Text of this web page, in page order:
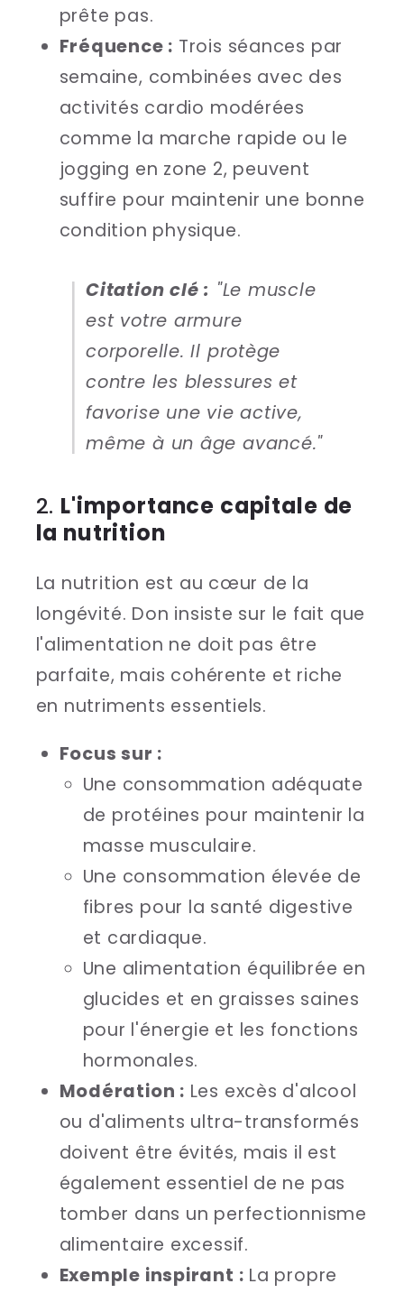
prête pas.
Fréquence : Trois séances par
semaine, combinées avec des
activités cardio modérées
comme la marche rapide ou le
jogging en zone 2, peuvent
suffire pour maintenir une bonne
condition physique.
Citation clé : "Le muscle
est votre armure
corporelle. Il protège
contre les blessures et
favorise une vie active,
même à un âge avancé."
2. L'importance capitale de
la nutrition
La nutrition est au cœur de la
longévité. Don insiste sur le fait que
l'alimentation ne doit pas être
parfaite, mais cohérente et riche
en nutriments essentiels.
Focus sur :
Une consommation adéquate
de protéines pour maintenir la
masse musculaire.
Une consommation élevée de
fibres pour la santé digestive
et cardiaque.
Une alimentation équilibrée en
glucides et en graisses saines
pour l'énergie et les fonctions
hormonales.
Modération : Les excès d'alcool
ou d'aliments ultra-transformés
doivent être évités, mais il est
également essentiel de ne pas
tomber dans un perfectionnisme
alimentaire excessif.
Exemple inspirant : La propre